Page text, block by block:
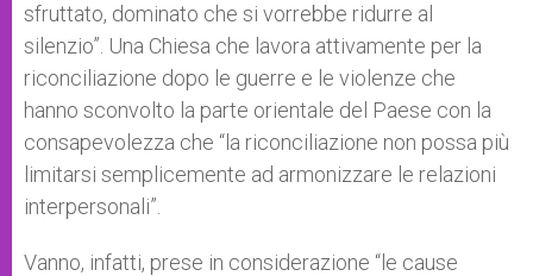
sfruttato, dominato che si vorrebbe ridurre al
silenzio”. Una Chiesa che lavora attivamente per la
riconciliazione dopo le guerre e le violenze che
hanno sconvolto la parte orientale del Paese con la
consapevolezza che “la riconciliazione non possa più
limitarsi semplicemente ad armonizzare le relazioni
interpersonali”.
Vanno, infatti, prese in considerazione “le cause